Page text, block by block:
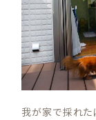
我が家で採れ